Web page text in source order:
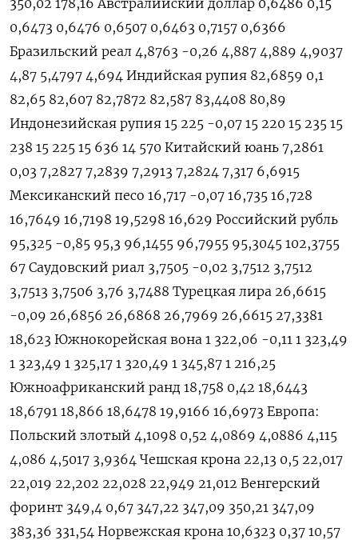
350,02 178,16 Австралийский доллар 0,6486 0,15
0,6473 0,6476 0,6507 0,6463 0,7157 0,6366
Бразильский реал 4,8763 -0,26 4,887 4,889 4,9037
4,87 5,4797 4,694 Индийская рупия 82,6859 0,1
82,65 82,607 82,7872 82,587 83,4408 80,89
Индонезийская рупия 15 225 -0,07 15 220 15 235 15
238 15 225 15 636 14 570 Китайский юань 7,2861
0,03 7,2827 7,2839 7,2913 7,2824 7,317 6,6915
Мексиканский песо 16,717 -0,07 16,735 16,728
16,7649 16,7198 19,5298 16,629 Российский рубль
95,325 -0,85 95,3 96,1455 96,7955 95,3045 102,3755
67 Саудовский риал 3,7505 -0,02 3,7512 3,7512
3,7513 3,7506 3,76 3,7488 Турецкая лира 26,6615
-0,09 26,6856 26,6868 26,7969 26,6615 27,3381
18,623 Южнокорейская вона 1 322,06 -0,11 1 323,49
1 323,49 1 325,17 1 320,49 1 345,87 1 216,25
Южноафриканский ранд 18,758 0,42 18,6443
18,6791 18,866 18,6478 19,9166 16,6973 Европа:
Польский злотый 4,1098 0,52 4,0869 4,0886 4,115
4,086 4,5017 3,9364 Чешская крона 22,13 0,5 22,017
22,019 22,202 22,028 22,949 21,012 Венгерский
форинт 349,4 0,67 347,22 347,09 350,21 347,09
383,36 331,54 Норвежская крона 10,6323 0,37 10,57